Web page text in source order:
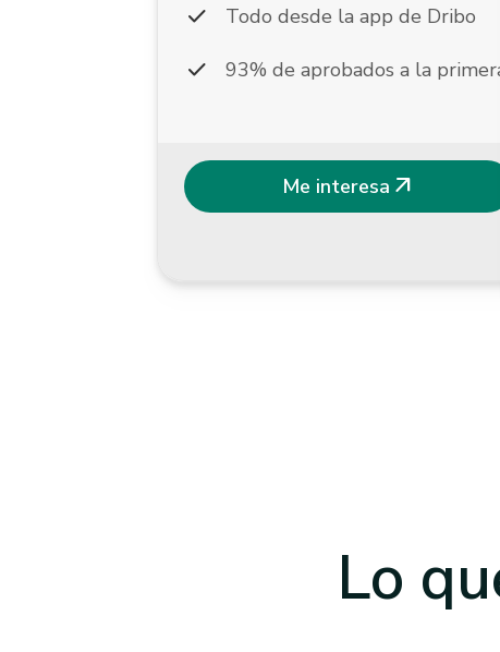
check Todo desde la app de Dribo
check 93% de aprobados a la
Me interesa arrow_outward
Lo